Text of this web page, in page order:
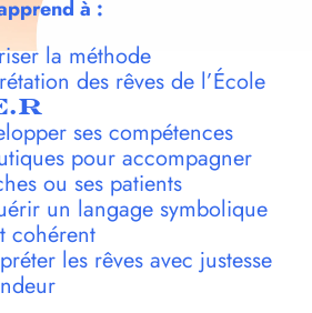
à :
la méthode
des rêves de l’École
ses compétences
pour accompagner
ou ses patients
un langage symbolique
cohérent
les rêves avec justesse